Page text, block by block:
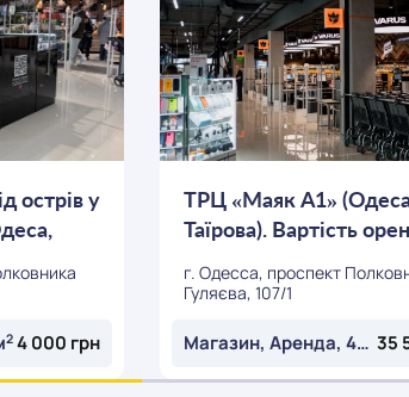
острів у
2 4 000 грн
ТРЦ «Маяк А1»
Таїрова). Вартість
г. Одесса, проспект
Гуляєва, 107/1
Магазин, Аренда, 40м 2
ОСТАВИТЬ ЗАЯВКУ